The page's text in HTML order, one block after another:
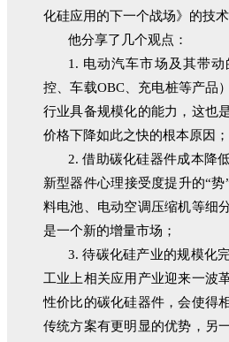
化硅应用的下一个战场》的技术
他分享了几个观点：
1. 电动汽车市场及其带
控、车载OBC、充电桩等产品
行业具备规模化的能力，这也
价格下降如此之快的根本原因；
2. 借助碳化硅器件成本降
新型器件心理接受度提升的“
料电池、电动空调压缩机等细
是一个新的增量市场；
3. 待碳化硅产业的规模化
工业上相关应用产业迎来一波
性价比的碳化硅器件，会使得
传统方案有更明显的优势，另